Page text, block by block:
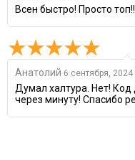
Всен быстро! Просто
Анатолий 6 сентября, 2024
Думал халтура. Нет!
через минуту! Спасибо